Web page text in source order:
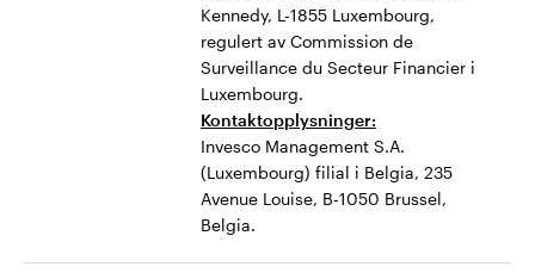
Kennedy, L-1855 Luxembourg,
regulert av Commission de
Surveillance du Secteur Financier i
Luxembourg.
Kontaktopplysninger:
Invesco Management S.A.
(Luxembourg) filial i Belgia, 235
Avenue Louise, B-1050 Brussel,
Belgia.